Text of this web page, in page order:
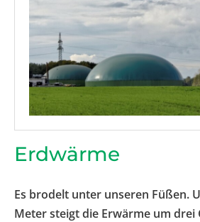
Erdwärme
Es brodelt unter unseren Füßen.
Meter steigt die Erwärme um drei